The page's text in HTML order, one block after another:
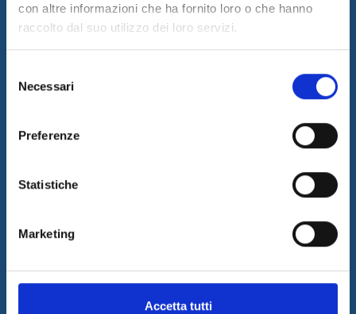
con altre informazioni che ha fornito loro o che hanno
raccolto dal suo utilizzo dei loro servizi.
delNecessari
Preferenze
Statistiche
Marketing
Accetta tutti
Informazioni
DELIBERA AGCOM